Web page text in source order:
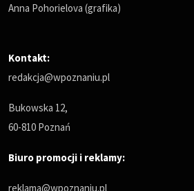
Anna Pohorielova (grafika)
Kontakt:
redakcja@wpoznaniu.pl
Bukowska 12,
60-810 Poznań
Biuro promocji i reklamy:
reklama@wpoznaniu.pl